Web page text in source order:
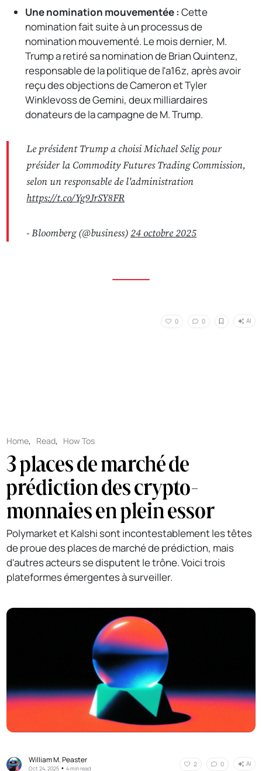
Une nomination mouvementée : Cette
nomination fait suite à un processus de
nomination mouvementé. Le mois dernier, M.
Trump a retiré sa nomination de Brian Quintenz,
responsable de la politique de l'a16z, après avoir
reçu des objections de Cameron et Tyler
Winklevoss de Gemini, deux milliardaires
donateurs de la campagne de M. Trump.
Le président Trump a choisi Michael Selig pour
présider la Commodity Futures Trading Commission,
selon un responsable de l'administration
https://t.co/Yg9JrSY8FR
- Bloomberg (@business)24 octobre 2025
0 0 AI
Home, Read, How Tos
3 places de marché de
prédiction des crypto-
monnaies en plein essor
Polymarket et Kalshi sont incontestablement les têtes
de proue des places de marché de prédiction, mais
d'autres acteurs se disputent le trône. Voici trois
plateformes émergentes à surveiller.
William M. Peaster
Oct 24, 2025 •4 min read
2 0 AI